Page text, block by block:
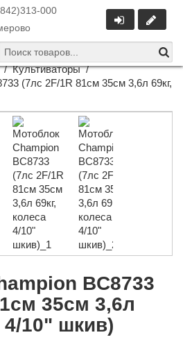
000
/ Культиваторы /
(7лс 2F/1R 81см 35см 3,6л 69кг,
BC8733
35см 3,6л
4/10" шкив)